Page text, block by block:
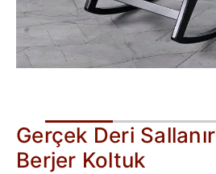
Gerçek Deri Sallanır
Berjer Koltuk